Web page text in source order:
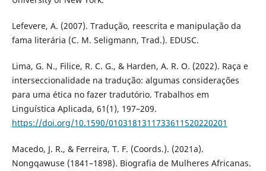
Lefevere, A. (2007). Tradução, reescrita e manipulação da
fama literária (C. M. Seligmann, Trad.). EDUSC.
Lima, G. N., Filice, R. C. G., & Harden, A. R. O. (2022). Raça e
interseccionalidade na tradução: algumas considerações
para uma ética no fazer tradutório. Trabalhos em
Linguística Aplicada, 61(1), 197–209.
https://doi.org/10.1590/0103181311733611520220201
Macedo, J. R., & Ferreira, T. F. (Coords.). (2021a).
Nongqawuse (1841–1898). Biografia de Mulheres Africanas.